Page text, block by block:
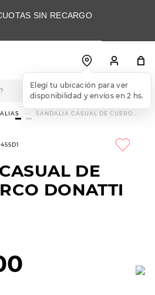
SIN RECARGO
Elegí tu ubicación para ver
disponibilidad y envíos en 2 hs.
SANDALIA CASUAL DE CUERO
DE
DONATTI
TÉRMINOS MÁS
BUSCADOS
3.
skechers slip-ins